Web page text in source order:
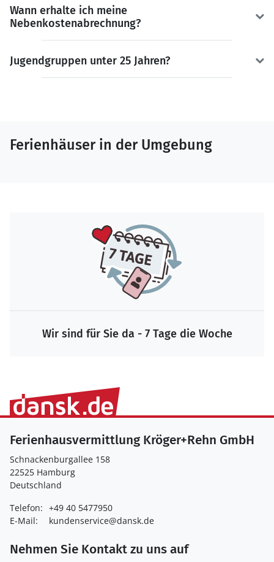
Wann erhalte ich meine
Nebenkostenabrechnung?
Jugendgruppen unter 25 Jahren?
Ferienhäuser in der Umgebung
Wir sind für Sie da - 7 Tage die Woche
Ferienhausvermittlung Kröger+Rehn GmbH
Schnackenburgallee 158
22525 Hamburg
Deutschland
Telefon: +49 40 5477950
E-Mail:
kundenservice@dansk.de
Nehmen Sie Kontakt zu uns auf